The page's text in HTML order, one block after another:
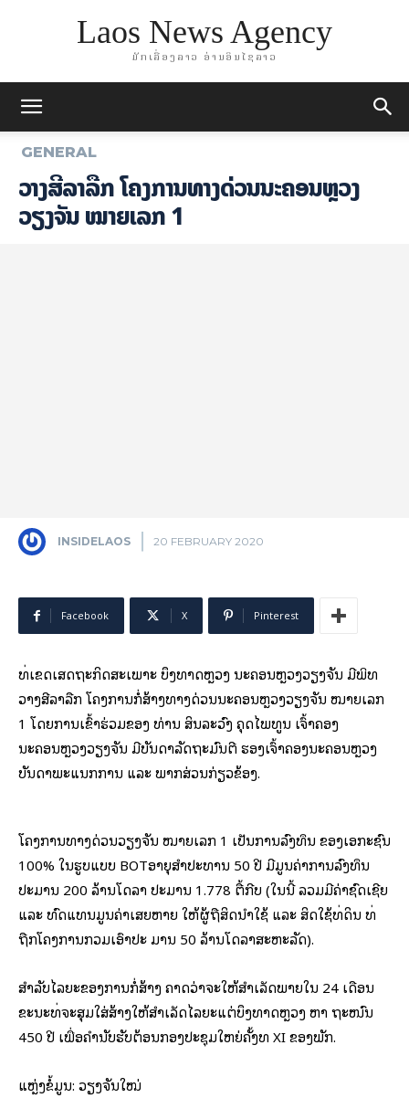
Laos News Agency
ມັກເລື່ອງລາວ ອ່ານອິນໄຊລາວ
GENERAL
ວາງສີລາລືກ ໂຄງການທາງດ່ວນນະຄອນຫຼວງ
ວຽງຈັນ ໝາຍເລກ 1
INSIDELAOS 20 FEBRUARY 2020
Facebook X Pinterest
ທີ່ເຂດເສດຖະກິດສະເພາະ ບຶງທາດຫຼວງ ນະຄອນຫຼວງວຽງຈັນ ມີພິທີ
ວາງສີລາລືກ ໂຄງການກໍ່ສ້າງທາງດ່ວນນະຄອນຫຼວງວຽງຈັນ ໝາຍເລກ
1 ໂດຍການເຂົ້າຮ່ວມຂອງ ທ່ານ ສິນລະວົງ ຄຸດໄພທູນ ເຈົ້າຄອງ
ນະຄອນຫຼວງວຽງຈັນ ມີບັນດາລັດຖະມົນຕີ ຮອງເຈົ້າຄອງນະຄອນຫຼວງ
ບັນດາພະແນກການ ແລະ ພາກສ່ວນກ່ຽວຂ້ອງ.
ໂຄງການທາງດ່ວນວຽງຈັນ ໝາຍເລກ 1 ເປັນການລົງທຶນ ຂອງເອກະຊົນ
100% ໃນຮູບແບບ BOTອາຍຸສໍາປະທານ 50 ປີ ມີມູນຄ່າການລົງທຶນ
ປະມານ 200 ລ້ານໂດລາ ປະມານ 1.778 ຕື້ກີບ (ໃນນີ້ ລວມມີຄ່າຊົດເຊີຍ
ແລະ ທົດແທນມູນຄ່າເສຍຫາຍ ໃຫ້ຜູ້ຖືສິດນໍາໃຊ້ ແລະ ສິດໃຊ້ທີ່ດິນ ທີ່
ຖືກໂຄງການກວມເອົາປະ ມານ 50 ລ້ານໂດລາສະຫະລັດ).
ສໍາລັບໄລຍະຂອງການກໍ່ສ້າງ ຄາດວ່າຈະໃຫ້ສໍາເລັດພາຍໃນ 24 ເດືອນ
ຂະນະທີ່ຈະສຸມໃສ່ສ້າງໃຫ້ສໍາເລັດໄລຍະແຕ່ບຶງທາດຫຼວງ ຫາ ຖະໜົນ
450 ປີ ເພື່ອຄໍານັບຮັບຕ້ອນກອງປະຊຸມໃຫຍ່ຄັ້ງທີ XI ຂອງພັກ.
ແຫຼ່ງຂໍ້ມູນ: ວຽງຈັນໃໝ່